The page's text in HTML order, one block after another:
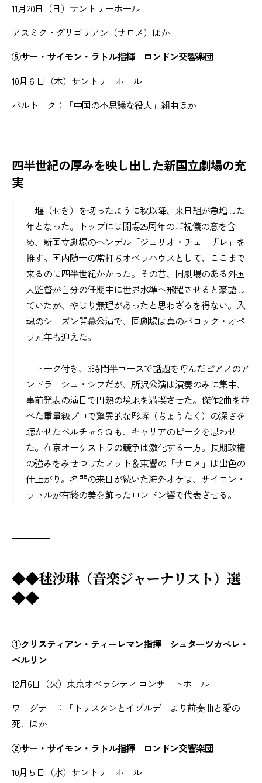
11月20日（日）サントリーホール
アスミク・グリゴリアン（サロメ）ほか
⑤サー・サイモン・ラトル指揮 ロンドン交響楽団
10月６日（木）サントリーホール
バルトーク：「中国の不思議な役人」組曲ほか
四半世紀の厚みを映し出した新国立劇場の充
実
堰（せき）を切ったように秋以降、来日組が急増した
年となった。トップには開場25周年のご祝儀の意を含
め、新国立劇場のヘンデル「ジュリオ・チェーザレ」を
推す。国内随一の常打ちオペラハウスとして、ここまで
来るのに四半世紀かかった。その昔、同劇場のある外国
人監督が自分の任期中に世界水準へ飛躍させると豪語し
ていたが、やはり無理があったと思わざるを得ない。入
魂のシーズン開幕公演で、同劇場は真のバロック・オペ
ラ元年も迎えた。
トーク付き、3時間半コースで話題を呼んだピアノのア
ンドラーシュ・シフだが、所沢公演は演奏のみに集中、
事前発表の演目で円熟の境地を満喫させた。傑作2曲を並
べた重量級プロで驚異的な彫琢（ちょうたく）の深さを
聴かせたベルチャＳＱも、キャリアのピークを思わせ
た。在京オーケストラの競争は激化する一方。長期政権
の強みをみせつけたノット＆東響の「サロメ」は出色の
仕上がり。名門の来日が続いた海外オケは、サイモン・
ラトルが有終の美を飾ったロンドン響で代表させる。
◆◆毬沙琳（音楽ジャーナリスト）選
◆◆
①クリスティアン・ティーレマン指揮 シュターツカペレ・
ベルリン
12月6日（火）東京オペラシティ コンサートホール
ワーグナー：「トリスタンとイゾルデ」より前奏曲と愛の
死、ほか
②サー・サイモン・ラトル指揮 ロンドン交響楽団
10月５日（水）サントリーホール